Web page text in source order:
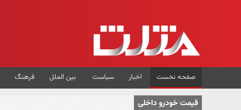
صفحه نخست اخبار سیاست بین الملل فرهنگ
قیمت خودرو داخلی